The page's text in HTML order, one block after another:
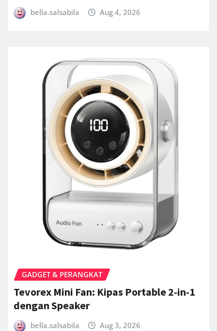
bella.salsabila Aug 4, 2026
GADGET & PERANGKAT
Tevorex Mini Fan: Kipas Portable 2-in-1
dengan Speaker
bella.salsabila Aug 3, 2026